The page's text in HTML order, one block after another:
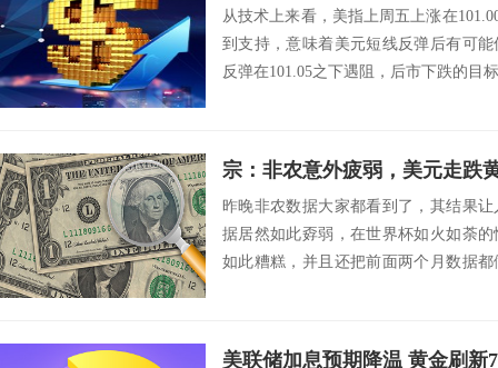
从技术上来看，美指上周五上涨在
到支持，意味着美元短线反弹后有可
反弹在101.05之下遇阻，后市下跌的目
宗：非农意外疲弱，美元走跌
昨晚非农数据大家都看到了，其结果
据居然如此孬弱，在世界杯如火如荼
如此糟糕，并且还把前面两个月数据
美联储加息预期降温 黄金刷新